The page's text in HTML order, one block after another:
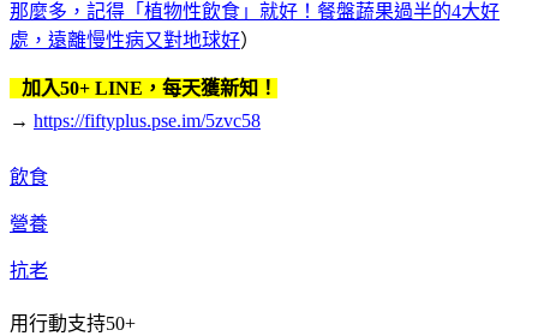
那麼多，記得「植物性飲食」就好！餐盤蔬果過半的4大好
處，遠離慢性病又對地球好）
加入50+ LINE，每天獲新知！
→ https://fiftyplus.pse.im/5zvc58
飲食
營養
抗老
用行動支持50+